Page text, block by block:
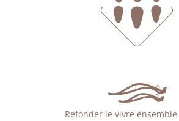
Refonder le vivre ensemble